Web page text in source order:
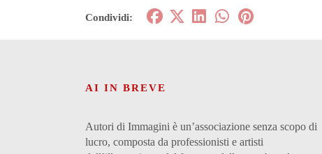
Condividi:
AI IN BREVE
Autori di Immagini è un’associazione senza scopo di
lucro, composta da professionisti e artisti